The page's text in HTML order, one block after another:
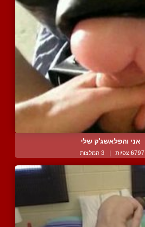
אני והפלאשג'ק שלי
6797 צפיות | 3 המלצות